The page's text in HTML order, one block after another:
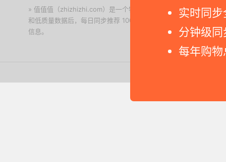
实时同
分钟级
每年购
» 值值值（zhizhizhi.com）是一个特价搜索引擎。我们实时监控和
和低质量数据后，每日同步推荐 1000+ 高性价比商品和打折促销
信息。